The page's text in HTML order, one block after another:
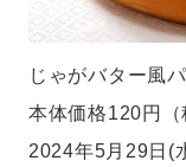
じゃがバター風
本体価格120円（
2024年5月29日(